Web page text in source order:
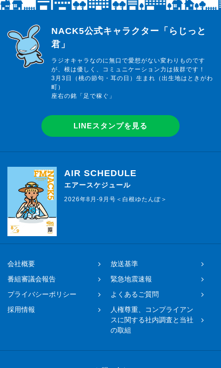
らじっと君
NACK5公式キャラクター「らじっと
君」
ラジオキャラなのに無口で愛想がない変わりものです
が、根は優しく、コミュニケーション力は抜群です！
3月3日（桃の節句・耳の日）生まれ（出生地はときがわ
町）
座右の銘「足で稼ぐ」
LINEスタンプを見る
AIR SCHEDULE
エアースケジュール
2026年8月-9月号＜白根ゆたんぽ＞
会社概要
放送基準
番組審議会報告
緊急地震速報
プライバシーポリシー
よくあるご質問
採用情報
人権尊重、コンプライアン
スに関する社内調査と当社
の取組